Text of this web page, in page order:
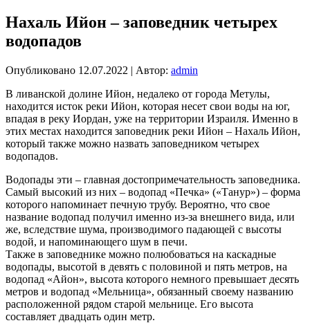
Нахаль Ийон – заповедник четырех
водопадов
Опубликовано 12.07.2022 | Автор: admin
В ливанской долине Ийон, недалеко от города Метулы,
находится исток реки Ийон, которая несет свои воды на юг,
впадая в реку Иордан, уже на территории Израиля. Именно в
этих местах находится заповедник реки Ийон – Нахаль Ийон,
который также можно назвать заповедником четырех
водопадов.
Водопады эти – главная достопримечательность заповедника.
Самый высокий из них – водопад «Печка» («Танур») – форма
которого напоминает печную трубу. Вероятно, что свое
название водопад получил именно из-за внешнего вида, или
же, вследствие шума, производимого падающей с высоты
водой, и напоминающего шум в печи.
Также в заповеднике можно полюбоваться на каскадные
водопады, высотой в девять с половиной и пять метров, на
водопад «Айон», высота которого немного превышает десять
метров и водопад «Мельница», обязанный своему названию
расположенной рядом старой мельнице. Его высота
составляет двадцать один метр.